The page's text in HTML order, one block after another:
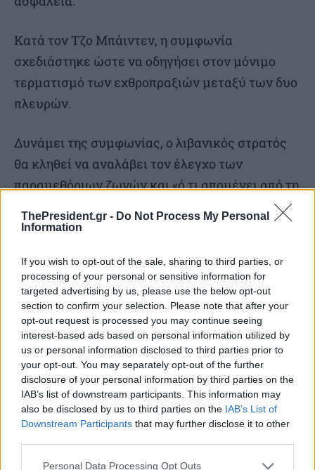
ThePresident.gr - Do Not Process My Personal
Information
If you wish to opt-out of the sale, sharing to third parties, or
processing of your personal or sensitive information for
targeted advertising by us, please use the below opt-out
section to confirm your selection. Please note that after your
opt-out request is processed you may continue seeing
interest-based ads based on personal information utilized by
us or personal information disclosed to third parties prior to
your opt-out. You may separately opt-out of the further
disclosure of your personal information by third parties on the
IAB’s list of downstream participants. This information may
also be disclosed by us to third parties on the IAB’s List of
Downstream Participants that may further disclose it to other
Personal Data Processing Opt Outs
Κατά τον Τζο Μπάιντεν, η συμφωνία
σχεδιάστηκε ώστε να οδηγήσει στον μόνιμο
τερματισμό των εχθροπραξιών μεταξύ των δυο
πλευρών.
Δυνάμει της συμφωνίας, ο λιβανικός στρατός
θα κληθεί να αναλάβει τον έλεγχο των
παραμεθόριων ζωνών και «ό,τι απομένει από τη
οργανώσεις δεν θα επιτραπεί να απειλήσουν
απερχόμενος Δημοκρατικός πρόεδρος.
Οι ΗΠΑ και η Γαλλία θα εγγυηθούν πως η
συμφωνία θα εφαρμοστεί «εξ ολοκλήρου»,
ανέφεραν χθες σε κοινή ανακοίνωσή τους ο Τζο
Μπάιντεν και ο Γάλλος ομόλογός του Εμανουέλ
Μακρόν.
Αυτός ο τελευταίος κάλεσε χθες Τρίτη τη